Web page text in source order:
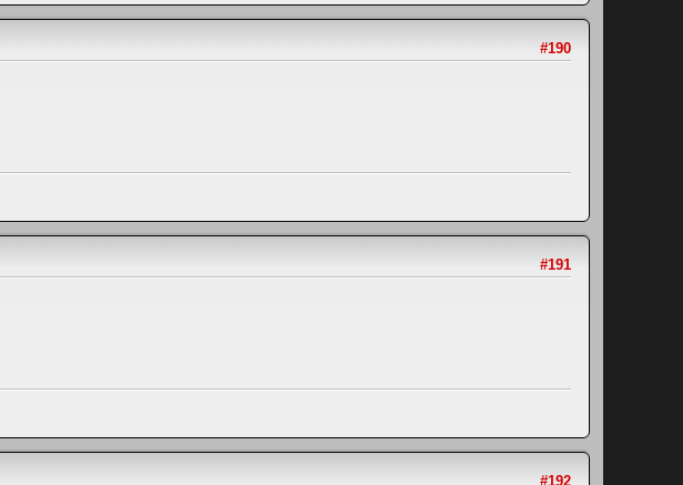
#190
#191
#192